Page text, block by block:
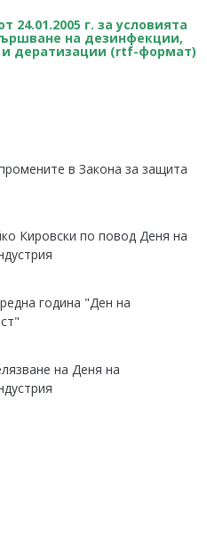
24.01.2005 г. за условията
на дезинфекции,
и дератизации (rtf-формат)
в Закона за защита
Кировски по повод Деня на
година "Ден на
на Деня на